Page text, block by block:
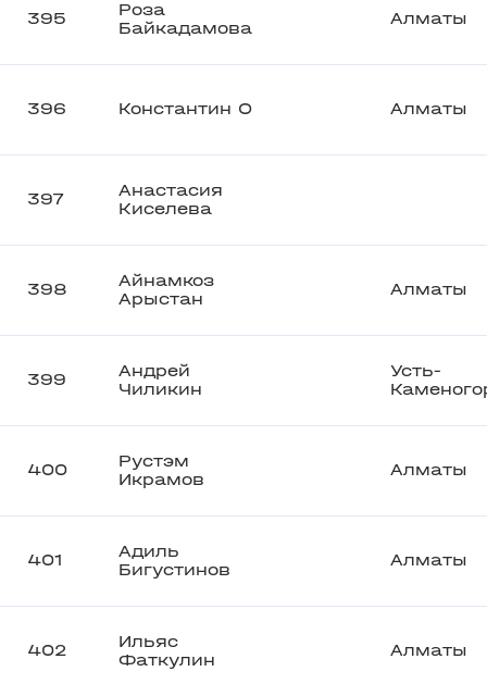
395
Роза
Байкадамова
Алматы
396 Константин О Алматы
397
Анастасия
Киселева
398
Айнамкоз
Арыстан
Алматы
399
Андрей
Чиликин
Усть-
400
Рустэм
Икрамов
Алматы
401
Адиль
Бигустинов
Алматы
402
Ильяс
Фаткулин
Алматы